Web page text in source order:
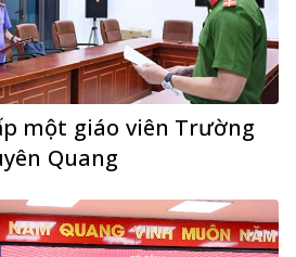
một giáo viên Trường
Quang